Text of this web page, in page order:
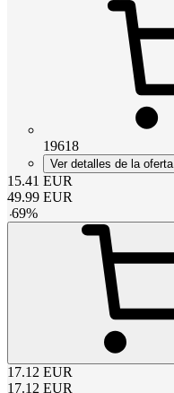
19618
Ver detalles de la oferta
15.41 EUR
49.99 EUR
-69%
17.12 EUR
17.12 EUR